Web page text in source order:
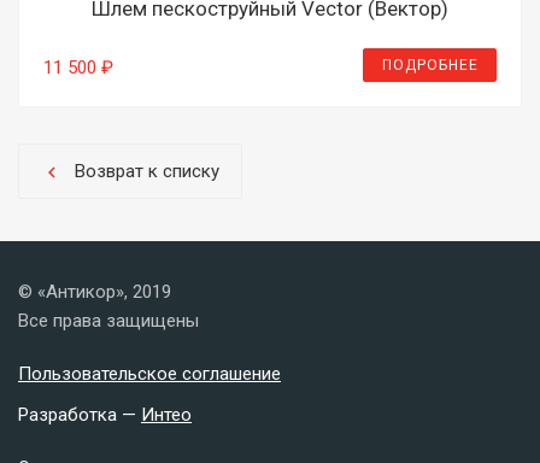
Шлем пескоструйный Vector (Вектор)
11 500 ₽ ПОДРОБНЕЕ
chevron_left Возврат к списку
© «Антикор», 2019
Все права защищены
Пользовательское соглашение
Разработка — Интео